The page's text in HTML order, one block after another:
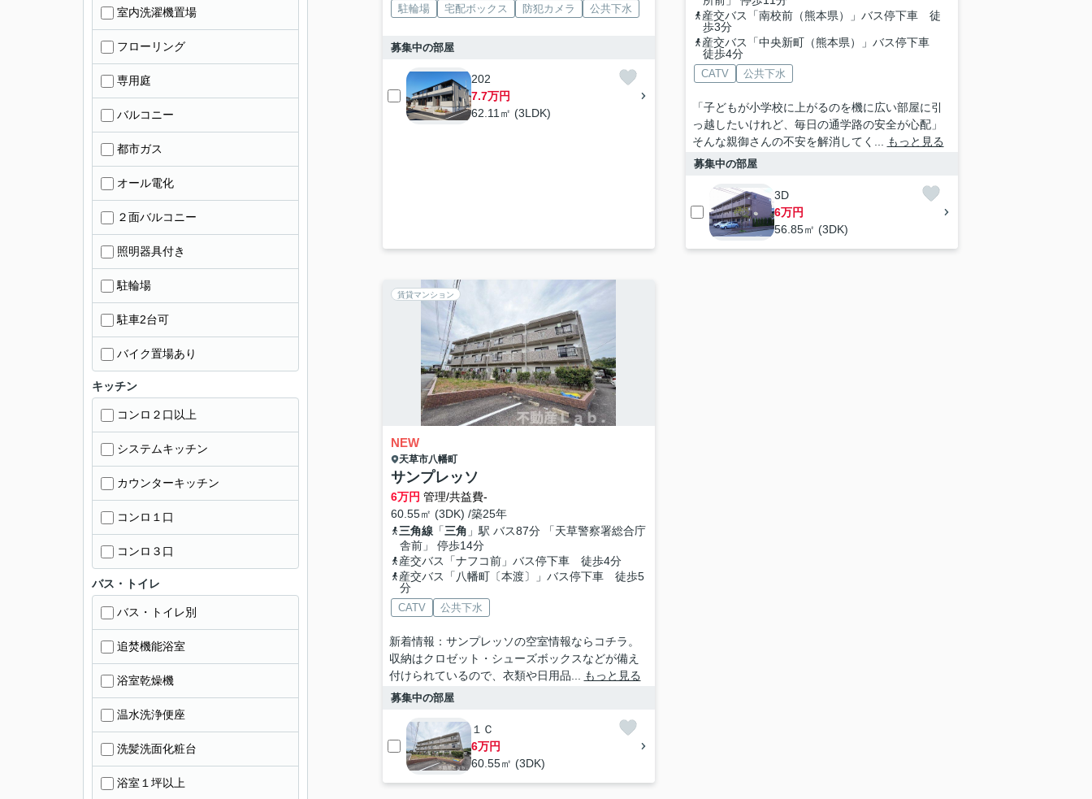
駐輪場 宅配ボックス 防犯カメラ 公共下水
募集中の部屋
202
7.7万円
62.11㎡ (3LDK)
産交バス「南校前（熊本県）」バス停下車 徒
歩3分
産交バス「中央新町（熊本県）」バス停下車
徒歩4分
CATV 公共下水
「子どもが小学校に上がるのを機に広い部屋に引
っ越したいけれど、毎日の通学路の安全が心配」
そんな親御さんの不安を解消してく...
もっと見る
募集中の部屋
3D
6万円
56.85㎡ (3DK)
賃貸マンション
NEW
天草市八幡町
サンプレッソ
6万円 管理/共益費-
60.55㎡ (3DK) /築25年
三角線「三角 」駅 バス87分 「天草警察署総合庁
舎前」 停歩14分
産交バス「ナフコ前」バス停下車 徒歩4分
産交バス「八幡町〔本渡〕」バス停下車 徒歩5
分
CATV 公共下水
新着情報：サンプレッソの空室情報ならコチラ。
収納はクロゼット・シューズボックスなどが備え
付けられているので、衣類や日用品...
もっと見る
募集中の部屋
１Ｃ
6万円
60.55㎡ (3DK)
室内洗濯機置場
フローリング
専用庭
バルコニー
都市ガス
オール電化
２面バルコニー
照明器具付き
駐輪場
駐車2台可
バイク置場あり
キッチン
コンロ２口以上
システムキッチン
カウンターキッチン
コンロ１口
コンロ３口
バス・トイレ
バス・トイレ別
追焚機能浴室
浴室乾燥機
温水洗浄便座
洗髪洗面化粧台
浴室１坪以上